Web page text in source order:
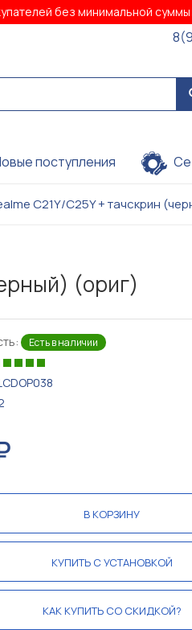
без минимальной
поступления
C21Y/C25Y + тачскрин
(ориг)
Есть в наличии
В КОРЗИНУ
КУПИТЬ С УСТАНОВКОЙ
КАК КУПИТЬ СО СКИДКОЙ?